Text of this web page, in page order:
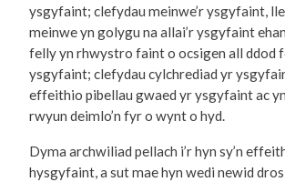
ysgyfaint; clefydau meinwe’r ysgyfaint, lle
meinwe yn golygu na allai’r ysgyfaint
felly yn rhwystro faint o ocsigen all ddod
ysgyfaint; clefydau cylchrediad yr
effeithio pibellau gwaed yr ysgyfaint ac
rwyun deimlo’n fyr o wynt o hyd.
Dyma archwiliad pellach i’r hyn sy’n
hysgyfaint, a sut mae hyn wedi newid